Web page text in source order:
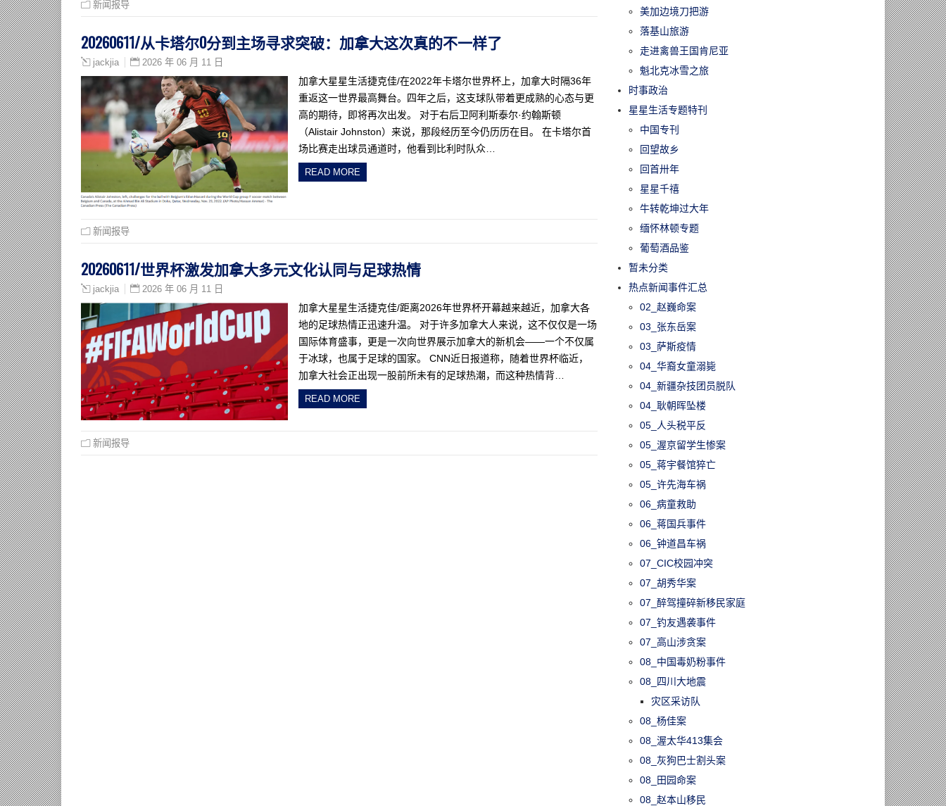
新闻报导
20260611/从卡塔尔0分到主场寻求突破：加拿大这次真的不一样了
jackjia 2026 年 06 月 11 日
加拿大星星生活捷克佳/在2022年卡塔尔世界杯上，加拿大时隔36年
重返这一世界最高舞台。四年之后，这支球队带着更成熟的心态与更
高的期待，即将再次出发。 对于右后卫阿利斯泰尔·约翰斯顿
（Alistair Johnston）来说，那段经历至今仍历历在目。 在卡塔尔首
场比赛走出球员通道时，他看到比利时队众…
READ MORE
新闻报导
20260611/世界杯激发加拿大多元文化认同与足球热情
jackjia 2026 年 06 月 11 日
加拿大星星生活捷克佳/距离2026年世界杯开幕越来越近，加拿大各
地的足球热情正迅速升温。 对于许多加拿大人来说，这不仅仅是一场
国际体育盛事，更是一次向世界展示加拿大的新机会——一个不仅属
于冰球，也属于足球的国家。 CNN近日报道称，随着世界杯临近，
加拿大社会正出现一股前所未有的足球热潮，而这种热情背…
READ MORE
新闻报导
美加边境刀把游
落基山旅游
走进禽兽王国肯尼亚
魁北克冰雪之旅
时事政治
星星生活专题特刊
中国专刊
回望故乡
回首卅年
星星千禧
牛转乾坤过大年
缅怀林顿专题
葡萄酒品鉴
暂未分类
热点新闻事件汇总
02_赵巍命案
03_张东岳案
03_萨斯疫情
04_华裔女童溺毙
04_新疆杂技团员脱队
04_耿朝晖坠楼
05_人头税平反
05_渥京留学生惨案
05_蒋宇餐馆猝亡
05_许先海车祸
06_病童救助
06_蒋国兵事件
06_钟道昌车祸
07_CIC校园冲突
07_胡秀华案
07_醉驾撞碎新移民家庭
07_钓友遇袭事件
07_高山涉贪案
08_中国毒奶粉事件
08_四川大地震
灾区采访队
08_杨佳案
08_渥太华413集会
08_灰狗巴士割头案
08_田园命案
08_赵本山移民